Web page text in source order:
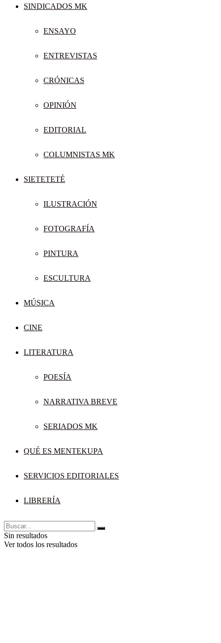
SINDICADOS MK
ENSAYO
ENTREVISTAS
CRÓNICAS
OPINIÓN
EDITORIAL
COLUMNISTAS MK
SIETETETÉ
ILUSTRACIÓN
FOTOGRAFÍA
PINTURA
ESCULTURA
MÚSICA
CINE
LITERATURA
POESÍA
NARRATIVA BREVE
SERIADOS MK
QUÉ ES MENTEKUPA
SERVICIOS EDITORIALES
LIBRERÍA
Sin resultados
Ver todos los resultados